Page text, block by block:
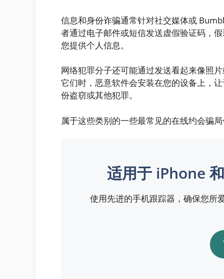
信息和身份诈骗通常针对社交媒体或
者通过电子邮件或短信发送虚假验证码，
您提供个人信息。
网络犯罪分子还可能通过发送看起来像照
它们时，恶意软件会安装在您的设备上，
份盗窃或其他犯罪。
属于这些类别的一些最常见的在线约会骗
适用于 iPhone
使用先进的手机跟踪器，确保您所